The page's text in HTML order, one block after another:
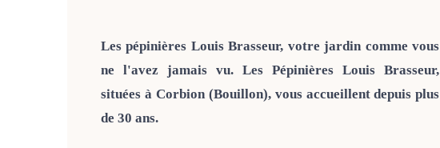
Les pépinières Louis Brasseur, votre jardin comme vous
ne l'avez jamais vu. Les Pépinières Louis Brasseur,
situées à Corbion (Bouillon), vous accueillent depuis plus
de 30 ans.